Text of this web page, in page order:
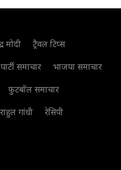
मोदी
ट्रैवल टिप्स
समाचार
भाजपा समाचार
फुटबॉल समाचार
राहुल गांधी
रेसिपी